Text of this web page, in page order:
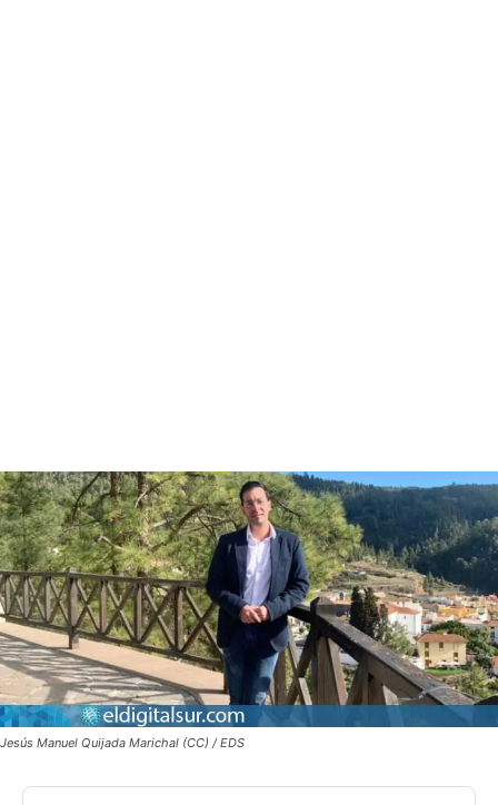
Jesús Manuel Quijada Marichal (CC) / EDS